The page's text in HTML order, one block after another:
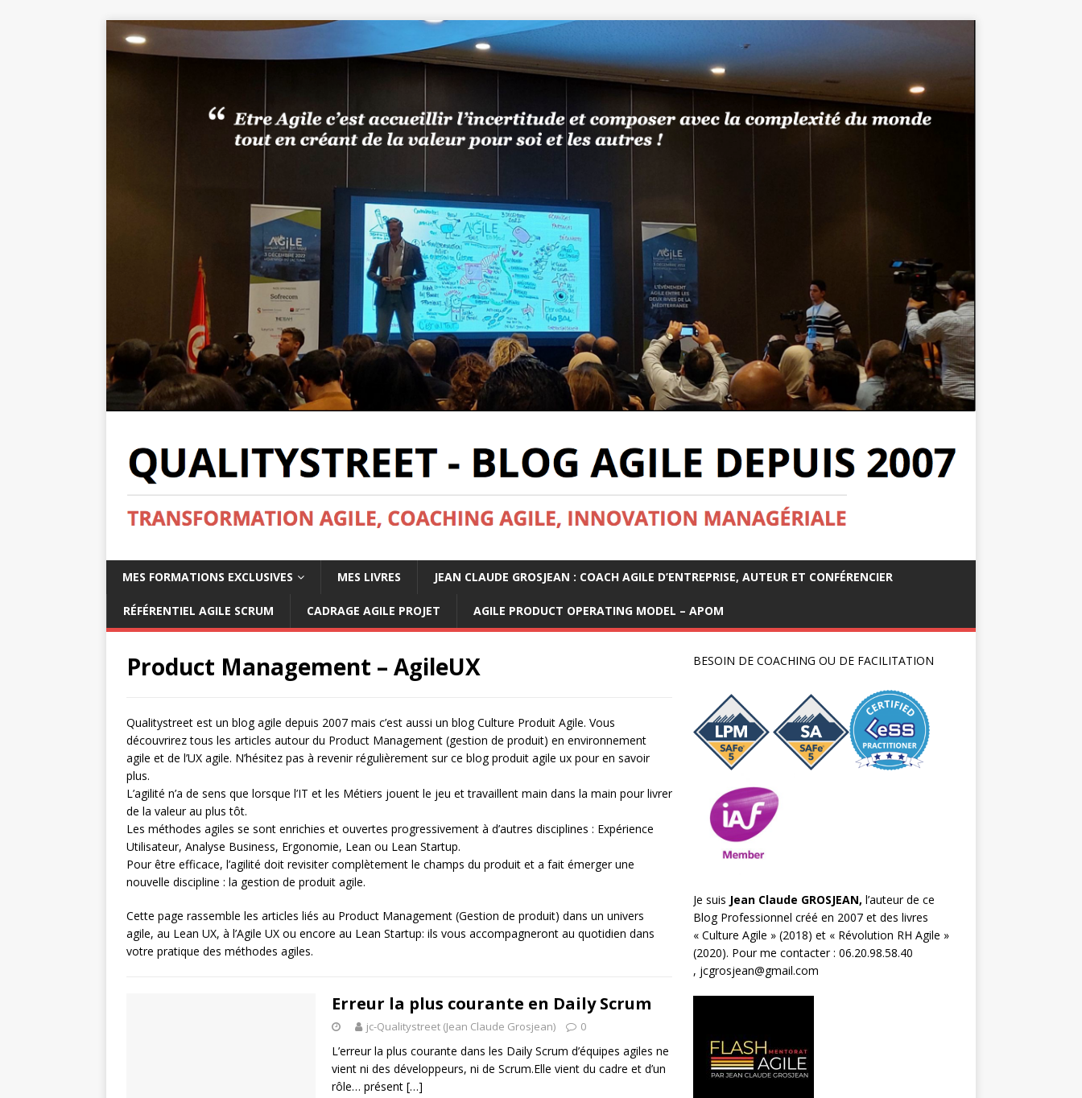
MES FORMATIONS EXCLUSIVES MES LIVRES JEAN CLAUDE GROSJEAN : COACH AGILE D’ENTREPRISE, AUTEUR ET CONFÉRENCIER
RÉFÉRENTIEL AGILE SCRUM CADRAGE AGILE PROJET AGILE PRODUCT OPERATING MODEL – APOM
Product Management – AgileUX
Qualitystreet est un blog agile depuis 2007 mais c’est aussi un blog Culture Produit Agile. Vous
découvrirez tous les articles autour du Product Management (gestion de produit) en environnement
agile et de l’UX agile. N’hésitez pas à revenir régulièrement sur ce blog produit agile ux pour en savoir
plus.
L’agilité n’a de sens que lorsque l’IT et les Métiers jouent le jeu et travaillent main dans la main pour livrer
de la valeur au plus tôt.
Les méthodes agiles se sont enrichies et ouvertes progressivement à d’autres disciplines : Expérience
Utilisateur, Analyse Business, Ergonomie, Lean ou Lean Startup.
Pour être efficace, l’agilité doit revisiter complètement le champs du produit et a fait émerger une
nouvelle discipline : la gestion de produit agile.
Cette page rassemble les articles liés au Product Management (Gestion de produit) dans un univers
agile, au Lean UX, à l’Agile UX ou encore au Lean Startup: ils vous accompagneront au quotidien dans
votre pratique des méthodes agiles.
Erreur la plus courante en Daily Scrum
jc-Qualitystreet (Jean Claude Grosjean) 0
L’erreur la plus courante dans les Daily Scrum d’équipes agiles ne
vient ni des développeurs, ni de Scrum.Elle vient du cadre et d’un
rôle… présent […]
BESOIN DE COACHING OU DE FACILITATION
Je suis Jean Claude GROSJEAN, l’auteur de ce
Blog Professionnel créé en 2007 et des livres
« Culture Agile » (2018) et « Révolution RH Agile »
(2020). Pour me contacter : 06.20.98.58.40
, jcgrosjean@gmail.com